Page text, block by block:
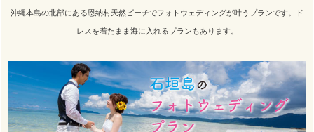
沖縄本島の北部にある恩納村天然ビーチでフォトウェディングが叶うプランです。ド
レスを着たまま海に入れるプランもあります。